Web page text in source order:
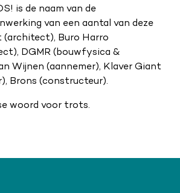
is de naam van de
van een aantal van deze
(architect), Buro Harro
DGMR (bouwfysica &
Wijnen (aannemer), Klaver Giant
Brons (constructeur).
woord voor trots.